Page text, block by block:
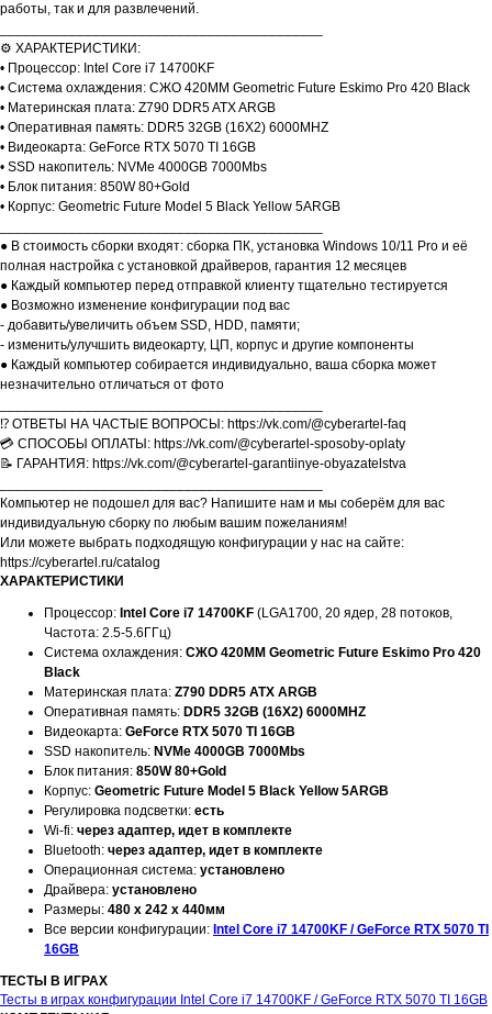
работы, так и для развлечений.
⚙️ ХАРАКТЕРИСТИКИ:
• Процессор: Intel Core i7 14700KF
• Система охлаждения: СЖО 420ММ Geometric Future Eskimo Pro 420 Black
• Материнская плата: Z790 DDR5 ATX ARGB
• Оперативная память: DDR5 32GB (16X2) 6000MHZ
• Видеокарта: GeForce RTX 5070 TI 16GB
• SSD накопитель: NVMe 4000GB 7000Mbs
• Блок питания: 850W 80+Gold
• Корпус: Geometric Future Model 5 Black Yellow 5ARGB
● В стоимость сборки входят: сборка ПК, установка Windows 10/11 Pro и её
полная настройка с установкой драйверов, гарантия 12 месяцев
● Каждый компьютер перед отправкой клиенту тщательно тестируется
● Возможно изменение конфигурации под вас
- добавить/увеличить объем SSD, HDD, памяти;
- изменить/улучшить видеокарту, ЦП, корпус и другие компоненты
● Каждый компьютер собирается индивидуально, ваша сборка может
незначительно отличаться от фото
⁉️ ОТВЕТЫ НА ЧАСТЫЕ ВОПРОСЫ: https://vk.com/@cyberartel-faq
💳 СПОСОБЫ ОПЛАТЫ: https://vk.com/@cyberartel-sposoby-oplaty
📝 ГАРАНТИЯ: https://vk.com/@cyberartel-garantiinye-obyazatelstva
Компьютер не подошел для вас? Напишите нам и мы соберём для вас
индивидуальную сборку по любым вашим пожеланиям!
Или можете выбрать подходящую конфигурации у нас на сайте:
https://cyberartel.ru/catalog
ХАРАКТЕРИСТИКИ
Процессор: Intel Core i7 14700KF (LGA1700, 20 ядер, 28 потоков,
Частота: 2.5-5.6ГГц)
Система охлаждения: СЖО 420ММ Geometric Future Eskimo Pro 420
Black
Материнская плата: Z790 DDR5 ATX ARGB
Оперативная память: DDR5 32GB (16X2) 6000MHZ
Видеокарта: GeForce RTX 5070 TI 16GB
SSD накопитель: NVMe 4000GB 7000Mbs
Блок питания: 850W 80+Gold
Корпус: Geometric Future Model 5 Black Yellow 5ARGB
Регулировка подсветки: есть
Wi-fi: через адаптер, идет в комплекте
Bluetooth: через адаптер, идет в комплекте
Операционная система: установлено
Драйвера: установлено
Размеры: 480 x 242 x 440мм
Все версии конфигурации: Intel Core i7 14700KF / GeForce RTX 5070 TI
16GB
ТЕСТЫ В ИГРАХ
Тесты в играх конфигурации Intel Core i7 14700KF / GeForce RTX 5070 TI 16GB